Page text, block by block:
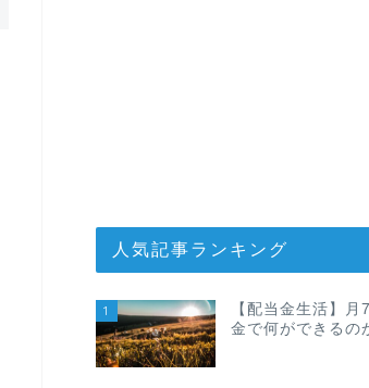
人気記事ランキング
1
【配当金生活】月
金で何ができるの